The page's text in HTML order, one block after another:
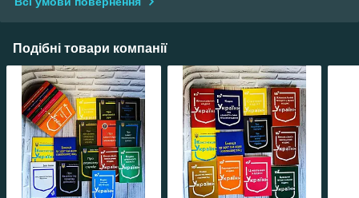
Подібні товари компанії